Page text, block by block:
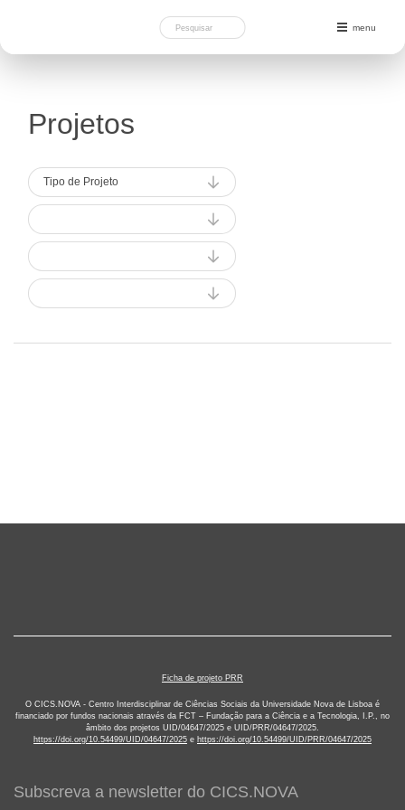
menu
Projetos
Tipo de Projeto
Ficha de projeto PRR
O CICS.NOVA - Centro Interdisciplinar de Ciências Sociais da Universidade Nova de Lisboa é
financiado por fundos nacionais através da FCT – Fundação para a Ciência e a Tecnologia, I.P.,
no âmbito dos projetos UID/04647/2025 e UID/PRR/04647/2025.
https://doi.org/10.54499/UID/04647/2025 e https://doi.org/10.54499/UID/PRR/04647/2025
Subscreva a newsletter do CICS.NOVA